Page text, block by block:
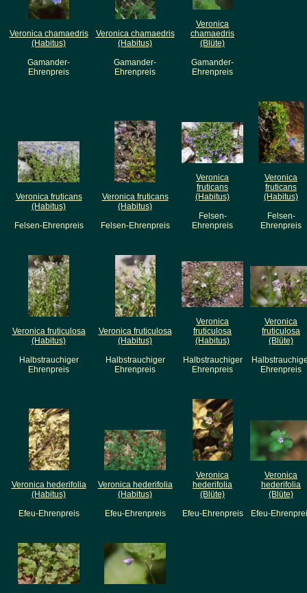
Veronica chamaedris
(Habitus)
Gamander-
Ehrenpreis
Veronica chamaedris
(Habitus)
Gamander-
Ehrenpreis
Veronica
chamaedris
(Blüte)
Gamander-
Ehrenpreis
Veronica fruticans
(Habitus)
Felsen-Ehrenpreis
Veronica fruticans
(Habitus)
Felsen-Ehrenpreis
Veronica
fruticans
(Habitus)
Felsen-
Ehrenpreis
Veronica
fruticans
(Habitus)
Felsen-
Ehrenpreis
Veronica fruticulosa
(Habitus)
Halbstrauchiger
Ehrenpreis
Veronica fruticulosa
(Habitus)
Halbstrauchiger
Ehrenpreis
Veronica
fruticulosa
(Habitus)
Halbstrauchiger
Ehrenpreis
Veronica
fruticulosa
(Blüte)
Ehrenpreis
Veronica hederifolia
(Habitus)
Efeu-Ehrenpreis
Veronica hederifolia
(Habitus)
Efeu-Ehrenpreis
Veronica
hederifolia
(Blüte)
Efeu-Ehrenpreis
Veronica
hederifolia
(Blüte)
Efeu-